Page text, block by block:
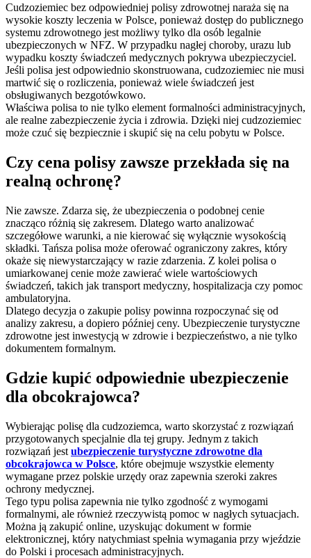
Cudzoziemiec bez odpowiedniej polisy zdrowotnej naraża się na
wysokie koszty leczenia w Polsce, ponieważ dostęp do publicznego
systemu zdrowotnego jest możliwy tylko dla osób legalnie
ubezpieczonych w NFZ. W przypadku nagłej choroby, urazu lub
wypadku koszty świadczeń medycznych pokrywa ubezpieczyciel.
Jeśli polisa jest odpowiednio skonstruowana, cudzoziemiec nie musi
martwić się o rozliczenia, ponieważ wiele świadczeń jest
obsługiwanych bezgotówkowo.
Właściwa polisa to nie tylko element formalności administracyjnych,
ale realne zabezpieczenie życia i zdrowia. Dzięki niej cudzoziemiec
może czuć się bezpiecznie i skupić się na celu pobytu w Polsce.
Czy cena polisy zawsze przekłada się na
realną ochronę?
Nie zawsze. Zdarza się, że ubezpieczenia o podobnej cenie
znacząco różnią się zakresem. Dlatego warto analizować
szczegółowe warunki, a nie kierować się wyłącznie wysokością
składki. Tańsza polisa może oferować ograniczony zakres, który
okaże się niewystarczający w razie zdarzenia. Z kolei polisa o
umiarkowanej cenie może zawierać wiele wartościowych
świadczeń, takich jak transport medyczny, hospitalizacja czy pomoc
ambulatoryjna.
Dlatego decyzja o zakupie polisy powinna rozpoczynać się od
analizy zakresu, a dopiero później ceny. Ubezpieczenie turystyczne
zdrowotne jest inwestycją w zdrowie i bezpieczeństwo, a nie tylko
dokumentem formalnym.
Gdzie kupić odpowiednie ubezpieczenie
dla obcokrajowca?
Wybierając polisę dla cudzoziemca, warto skorzystać z rozwiązań
przygotowanych specjalnie dla tej grupy. Jednym z takich
rozwiązań jest ubezpieczenie turystyczne zdrowotne dla
obcokrajowca w Polsce, które obejmuje wszystkie elementy
wymagane przez polskie urzędy oraz zapewnia szeroki zakres
ochrony medycznej.
Tego typu polisa zapewnia nie tylko zgodność z wymogami
formalnymi, ale również rzeczywistą pomoc w nagłych sytuacjach.
Można ją zakupić online, uzyskując dokument w formie
elektronicznej, który natychmiast spełnia wymagania przy wjeździe
do Polski i procesach administracyjnych.